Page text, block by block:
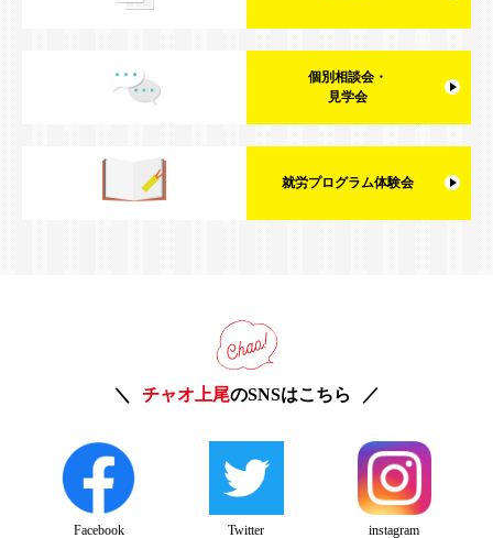
個別相談会・
見学会
就労プログラム体験会
チャオ上尾のSNSはこちら
Facebook Twitter instagram